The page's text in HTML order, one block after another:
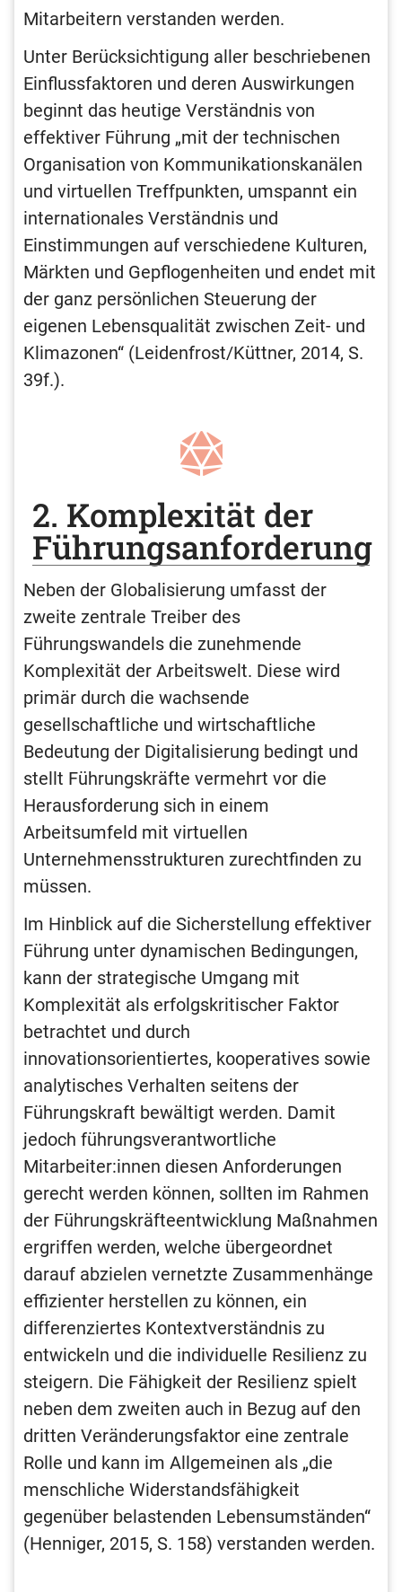
Mitarbeitern verstanden werden.
Unter Berücksichtigung aller beschriebenen
Einflussfaktoren und deren Auswirkungen
beginnt das heutige Verständnis von
effektiver Führung „mit der technischen
Organisation von Kommunikationskanälen
und virtuellen Treffpunkten, umspannt ein
internationales Verständnis und
Einstimmungen auf verschiedene Kulturen,
Märkten und Gepflogenheiten und endet mit
der ganz persönlichen Steuerung der
eigenen Lebensqualität zwischen Zeit- und
Klimazonen“ (Leidenfrost/Küttner, 2014, S.
39f.).
2. Komplexität der
Führungsanforderung
Neben der Globalisierung umfasst der
zweite zentrale Treiber des
Führungswandels die zunehmende
Komplexität der Arbeitswelt. Diese wird
primär durch die wachsende
gesellschaftliche und wirtschaftliche
Bedeutung der Digitalisierung bedingt und
stellt Führungskräfte vermehrt vor die
Herausforderung sich in einem
Arbeitsumfeld mit virtuellen
Unternehmensstrukturen zurechtfinden zu
müssen.
Im Hinblick auf die Sicherstellung effektiver
Führung unter dynamischen Bedingungen,
kann der strategische Umgang mit
Komplexität als erfolgskritischer Faktor
betrachtet und durch
innovationsorientiertes, kooperatives sowie
analytisches Verhalten seitens der
Führungskraft bewältigt werden. Damit
jedoch führungsverantwortliche
Mitarbeiter:innen diesen Anforderungen
gerecht werden können, sollten im Rahmen
der Führungskräfteentwicklung Maßnahmen
ergriffen werden, welche übergeordnet
darauf abzielen vernetzte Zusammenhänge
effizienter herstellen zu können, ein
differenziertes Kontextverständnis zu
entwickeln und die individuelle Resilienz zu
steigern. Die Fähigkeit der Resilienz spielt
neben dem zweiten auch in Bezug auf den
dritten Veränderungsfaktor eine zentrale
Rolle und kann im Allgemeinen als „die
menschliche Widerstandsfähigkeit
gegenüber belastenden Lebensumständen“
(Henniger, 2015, S. 158) verstanden werden.